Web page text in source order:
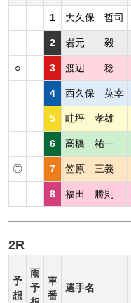
1 大久保 哲司
2 岩元 毅
○ 3 渡辺 稔
4 西久保 英幸
5 畦坪 孝雄
6 高橋 祐一
◎ 7 笠原 三義
8 福田 勝則
2R
予
想
雨
予
車
番
選手名